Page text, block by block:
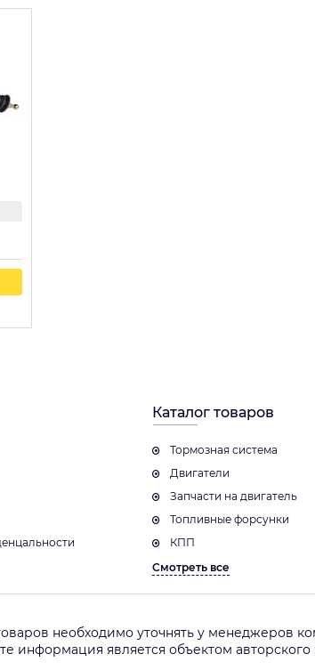
Каталог товаров
Тормозная система
Двигатели
Запчасти на двигатель
Топливные форсунки
КПП
Смотреть все
необходимо уточнять у менеджеров
информация является объектом